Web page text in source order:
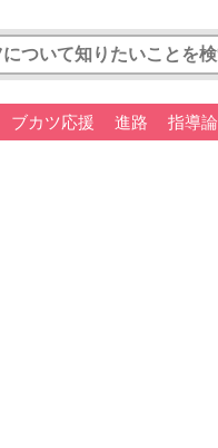
ブカツ応援 進路 指導論